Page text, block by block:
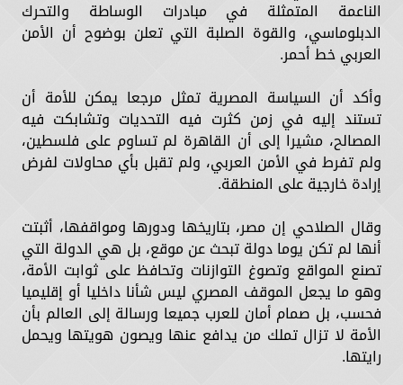
الناعمة المتمثلة في مبادرات الوساطة والتحرك
الدبلوماسي، والقوة الصلبة التي تعلن بوضوح أن الأمن
العربي خط أحمر.
وأكد أن السياسة المصرية تمثل مرجعا يمكن للأمة أن
تستند إليه في زمن كثرت فيه التحديات وتشابكت فيه
المصالح، مشيرا إلى أن القاهرة لم تساوم على فلسطين،
ولم تفرط في الأمن العربي، ولم تقبل بأي محاولات لفرض
إرادة خارجية على المنطقة.
وقال الصلاحي إن مصر، بتاريخها ودورها ومواقفها، أثبتت
أنها لم تكن يوما دولة تبحث عن موقع، بل هي الدولة التي
تصنع المواقع وتصوغ التوازنات وتحافظ على ثوابت الأمة،
وهو ما يجعل الموقف المصري ليس شأنا داخليا أو إقليميا
فحسب، بل صمام أمان للعرب جميعا ورسالة إلى العالم بأن
الأمة لا تزال تملك من يدافع عنها ويصون هويتها ويحمل
رايتها.